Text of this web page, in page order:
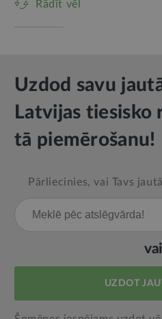
Rādīt vēl
Uzdod savu
Latvijas tiesisko
tā piemērošanu!
Pārliecinies, vai Tavs
vai
UZDOT